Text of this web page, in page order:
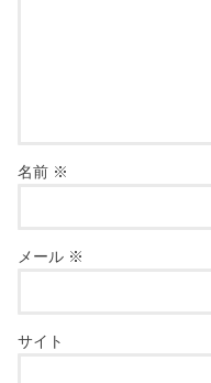
名前 ※
メール ※
サイト